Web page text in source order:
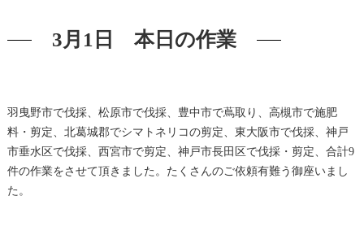
3月1日 本日の作業
羽曳野市で伐採、松原市で伐採、豊中市で蔦取り、高槻市で施肥
料・剪定、北葛城郡でシマトネリコの剪定、東大阪市で伐採、神戸
市垂水区で伐採、西宮市で剪定、神戸市長田区で伐採・剪定、合計9
件の作業をさせて頂きました。たくさんのご依頼有難う御座いまし
た。